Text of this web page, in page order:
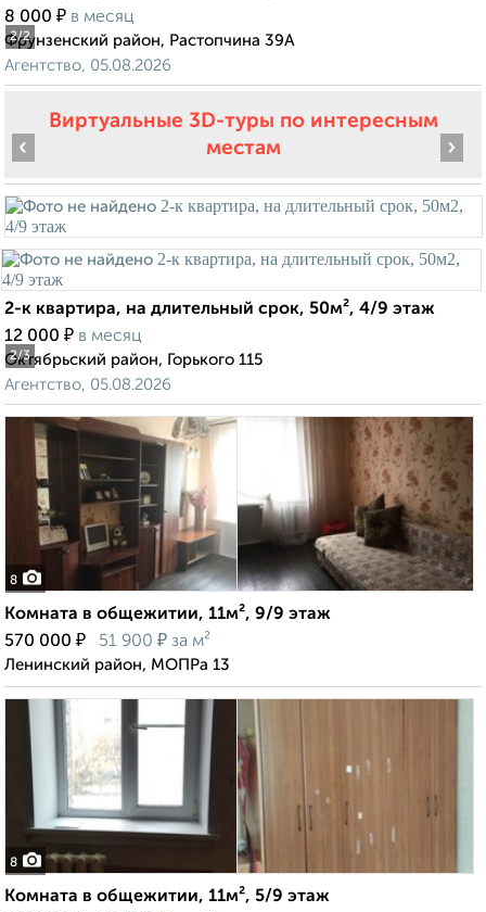
2/2
8 000 ₽ в месяц
Фрунзенский район, Растопчина 39А
Агентство, 05.08.2026
Виртуальные 3D-туры по интересным
местам
2/3
‹ ›
2-к квартира, на длительный срок, 50м², 4/9 этаж
12 000 ₽ в месяц
Октябрьский район, Горького 115
Агентство, 05.08.2026
8
Комната в общежитии, 11м², 9/9 этаж
570 000 ₽ 51 900 ₽ за м²
Ленинский район, МОПРа 13
8
Комната в общежитии, 11м², 5/9 этаж